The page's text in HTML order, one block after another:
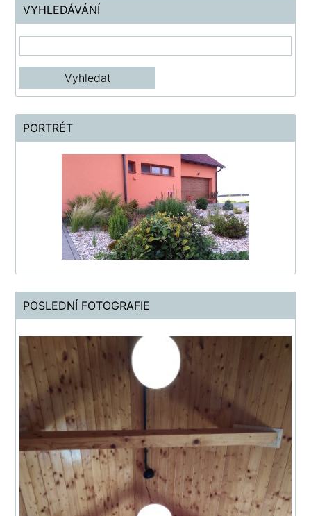
VYHLEDÁVÁNÍ
PORTRÉT
POSLEDNÍ FOTOGRAFIE